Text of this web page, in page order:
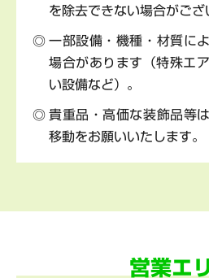
を除去できない場合がござ
一部設備・機種・材質に
場合があります（特殊エ
い設備など）。
貴重品・高価な装飾品等
移動をお願いいたします。
営業エ